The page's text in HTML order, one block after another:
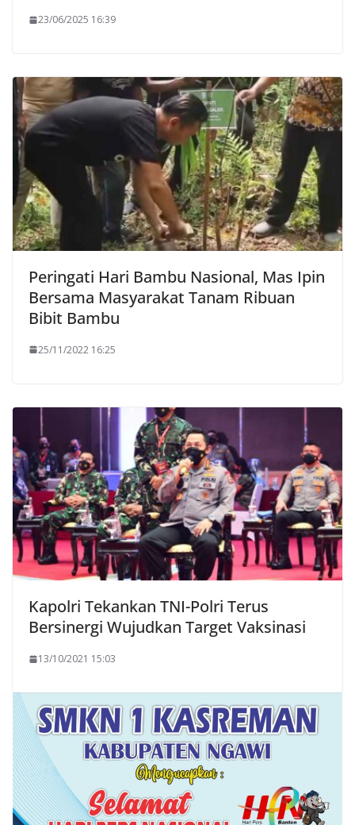
23/06/2025 16:39
Peringati Hari Bambu Nasional, Mas Ipin
Bersama Masyarakat Tanam Ribuan
Bibit Bambu
25/11/2022 16:25
Kapolri Tekankan TNI-Polri Terus
Bersinergi Wujudkan Target Vaksinasi
13/10/2021 15:03